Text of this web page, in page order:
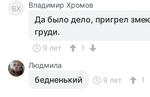
ВХ Владимир Хромов
Да было дело, пригрел
груди.
9 лет
1
Людмила
бедненький 9 лет 1